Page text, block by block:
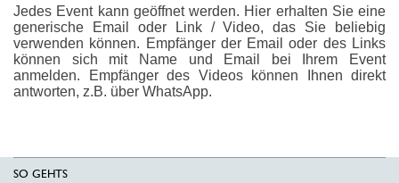
Jedes Event kann geöffnet werden. Hier erhalten Sie eine
generische Email oder Link / Video, das Sie beliebig
verwenden können. Empfänger der Email oder des Links
können sich mit Name und Email bei Ihrem Event
anmelden. Empfänger des Videos können Ihnen direkt
antworten, z.B. über WhatsApp.
SO GEHTS